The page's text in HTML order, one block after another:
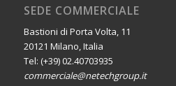
SEDE COMMERCIALE
Bastioni di Porta Volta, 11
20121 Milano, Italia
Tel: (+39) 02.40703935
commerciale@netechgroup.it